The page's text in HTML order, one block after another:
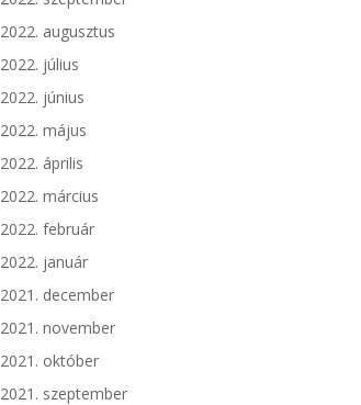
2022. augusztus
2022. július
2022. június
2022. május
2022. április
2022. március
2022. február
2022. január
2021. december
2021. november
2021. október
2021. szeptember